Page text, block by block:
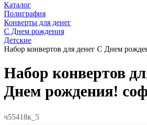
Каталог
Полиграфия
Конверты для денег
С Днем рождения
Детские
Набор конвертов для денег С Днем
Набор конвертов
Днем рождения!
ч55418к_5